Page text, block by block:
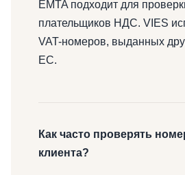
EMTA подходит для
плательщиков НДС. VIES
VAT-номеров, выданных
ЕС.
Как часто проверять
клиента?